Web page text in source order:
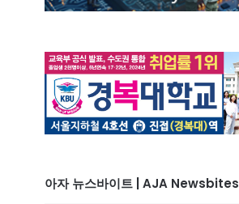
아자 뉴스바이트 | AJA Newsbites